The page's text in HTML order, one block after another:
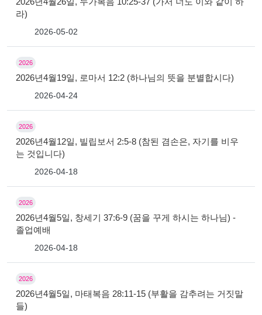
라)
2026-05-02
2026
2026년4월19일, 로마서 12:2 (하나님의 뜻을 분별합시다)
2026-04-24
2026
2026년4월12일, 빌립보서 2:5-8 (참된 겸손은, 자기를 비우
는 것입니다)
2026-04-18
2026
2026년4월5일, 창세기 37:6-9 (꿈을 꾸게 하시는 하나님) -
졸업예배
2026-04-18
2026
2026년4월5일, 마태복음 28:11-15 (부활을 감추려는 거짓말
들)